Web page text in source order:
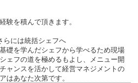
験を積んで頂きます。
らには統括シェフへ
礎を学んだシェフから学べるため現場
ェフの道を極めるもよし、メニュー開
ャンスを活かして経営マネジメントの
はあなた次第です。